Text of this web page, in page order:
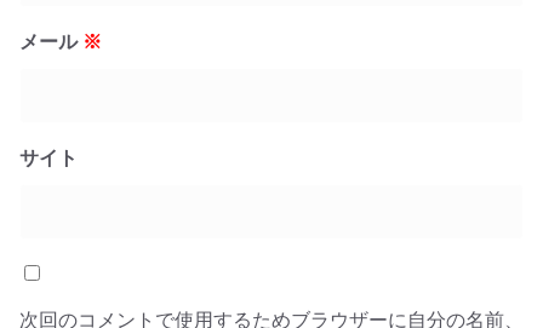
メール ※
サイト
次回のコメントで使用するためブラウザーに自分の名前、